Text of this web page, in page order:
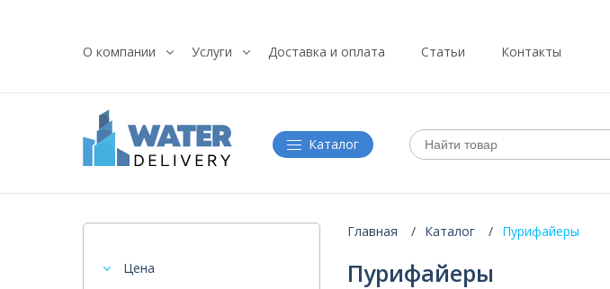
О компании Услуги Доставка и оплата Статьи Контакты
Каталог
Цена
Главная Каталог Пурифайеры
Пурифайеры